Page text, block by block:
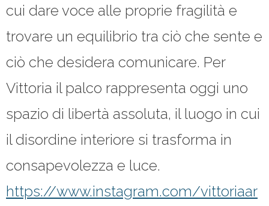
cui dare voce alle proprie fragilità e
trovare un equilibrio tra ciò che sente e
ciò che desidera comunicare. Per
Vittoria il palco rappresenta oggi uno
spazio di libertà assoluta, il luogo in cui
il disordine interiore si trasforma in
consapevolezza e luce.
https://www.instagram.com/vittoriaar